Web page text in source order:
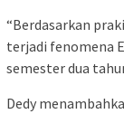
“Berdasarkan
terjadi fenomena
semester dua
Dedy